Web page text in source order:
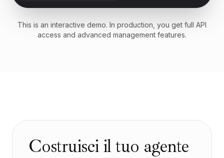
This is an interactive demo. In production, you get full API
access and advanced management features.
Costruisci il tuo agente